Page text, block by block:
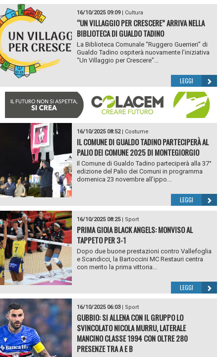
16/10/2025 09:09| Cultura
“UN VILLAGGIO PER CRESCERE” ARRIVA NELLA
BIBLIOTECA DI GUALDO TADINO
La Biblioteca Comunale “Ruggero Guerrieri” di
Gualdo Tadino ospiterà nuovamente l’iniziativa
“Un Villaggio per Crescere”...
LEGGI
16/10/2025 08:52| Costume
IL COMUNE DI GUALDO TADINO PARTECIPERÀ AL
PALIO DEI COMUNE 2025 DI MONTEGIORGIO
Il Comune di Gualdo Tadino parteciperà alla 37°
edizione del Palio dei Comuni in programma
domenica 23 novembre all’ippo...
LEGGI
16/10/2025 08:25| Sport
PRIMA GIOIA BLACK ANGELS: MONVISO AL
TAPPETO PER 3-1
Dopo due buone prestazioni contro Vallefoglia
e Scandicci, la Bartoccini MC Restauri centra
con merito la prima vittoria...
LEGGI
16/10/2025 06:03| Sport
GUBBIO: SI ALLENA CON IL GRUPPO LO
SVINCOLATO NICOLA MURRU, LATERALE
MANCINO CLASSE 1994 CON OLTRE 280
PRESENZE TRA A E B